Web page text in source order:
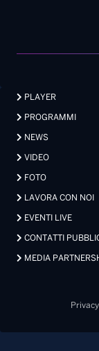
PLAYER
PROGRAMMI
NEWS
VIDEO
FOTO
LAVORA CON NOI
EVENTI LIVE
CONTATTI
MEDIA
Privacy|